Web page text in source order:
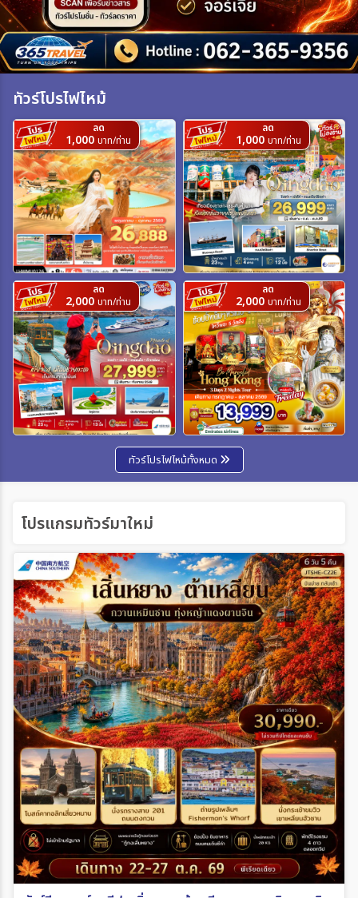
ระหว่าง
ค้นหา
ทัวร์โปรไฟไหม้
ลด
1,000 บาท/ท่าน
ลด
1,000 บาท/ท่าน
ลด
2,000 บาท/ท่าน
ลด
2,000 บาท/ท่าน
ทัวร์โปรไฟไหม้ทั้งหมด
โปรแกรมทัวร์มาใหม่